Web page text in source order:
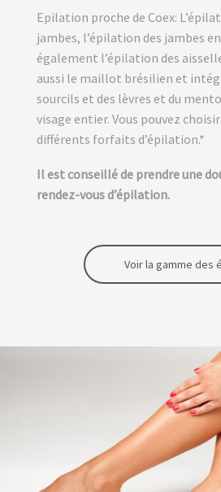
Epilation proche de Coex:
jambes, l’épilation des jambes
également l’épilation des
aussi le maillot brésilien et
sourcils et des lèvres et du
visage entier. Vous pouvez
différents forfaits d’épilation.*
Il est conseillé de prendre une
rendez-vous d’épilation.
Voir la gamme des